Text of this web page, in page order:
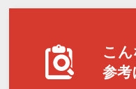
こ
参考